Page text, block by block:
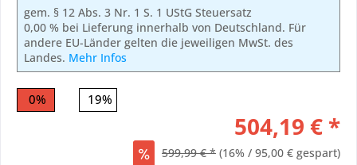
gem. § 12 Abs. 3 Nr. 1 S. 1 UStG Steuersatz
0,00 % bei Lieferung innerhalb von Deutschland. Für
andere EU-Länder gelten die jeweiligen MwSt. des
Landes. Mehr Infos
0% 19%
504,19 € *
599,99 € * (16% / 95,00 € gespart)